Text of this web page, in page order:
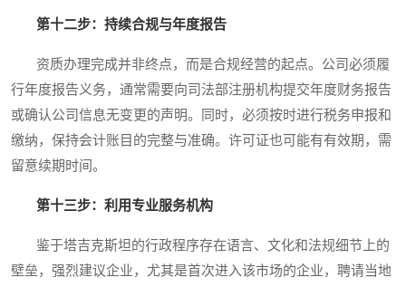
第十二步：持续合规与年度报告
资质办理完成并非终点，而是合规经营的起点。公司必须履
行年度报告义务，通常需要向司法部注册机构提交年度财务报告
或确认公司信息无变更的声明。同时，必须按时进行税务申报和
缴纳，保持会计账目的完整与准确。许可证也可能有有效期，需
留意续期时间。
第十三步：利用专业服务机构
鉴于塔吉克斯坦的行政程序存在语言、文化和法规细节上的
壁垒，强烈建议企业，尤其是首次进入该市场的企业，聘请当地